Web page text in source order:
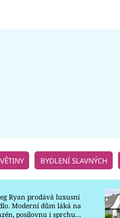
BYDLENÍ SLAVNÝCH
Ryan prodává luxusní
Moderní dům láká na
posilovnu i sprchu